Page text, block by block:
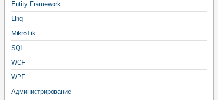
Entity Framework
Linq
MikroTik
SQL
WCF
WPF
Администрирование